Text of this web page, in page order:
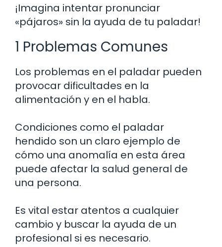
¡Imagina intentar pronunciar
«pájaros» sin la ayuda de tu paladar!
1 Problemas Comunes
Los problemas en el paladar pueden
provocar dificultades en la
alimentación y en el habla.
Condiciones como el paladar
hendido son un claro ejemplo de
cómo una anomalía en esta área
puede afectar la salud general de
una persona.
Es vital estar atentos a cualquier
cambio y buscar la ayuda de un
profesional si es necesario.